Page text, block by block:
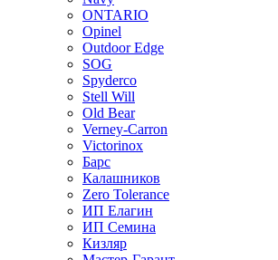
ONTARIO
Opinel
Outdoor Edge
SOG
Spyderco
Stell Will
Old Bear
Verney-Carron
Victorinox
Барс
Калашников
Zero Tolerance
ИП Елагин
ИП Семина
Кизляр